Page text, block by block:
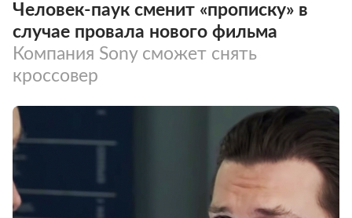
Человек-паук сменит «прописку» в
случае провала нового фильма
Компания Sony сможет снять
кроссовер